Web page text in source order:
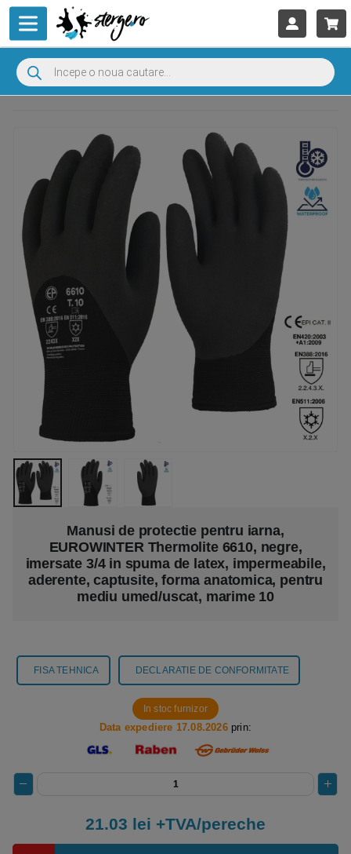
Manusi de protectie pentru iarna,
EUROWINTER Thermolite 6610, negre,
imersate 3/4 in spuma de latex, impermeabile,
aderente, captusite, forma anatomica, pentru
mediu umed/uscat, marime 10
FISA TEHNICA DECLARATIE DE CONFORMITATE
In stoc furnizor
Data expediere 17.08.2026prin:
21.03 lei +TVA/pereche